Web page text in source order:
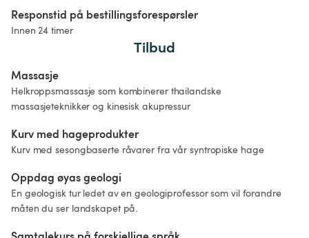
Responstid på bestillingsforespørsler
Innen 24 timer
Tilbud
Massasje
Helkroppsmassasje som kombinerer thailandske
massasjeteknikker og kinesisk akupressur
Kurv med hageprodukter
Kurv med sesongbaserte råvarer fra vår syntropiske hage
Oppdag øyas geologi
En geologisk tur ledet av en geologiprofessor som vil forandre
måten du ser landskapet på.